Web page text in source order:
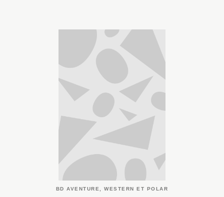
BD AVENTURE, WESTERN ET POLAR